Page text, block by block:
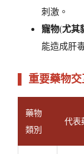
刺激。
寵物(尤其
能造成肝
▌ 重要藥物交
藥物
類別
代表